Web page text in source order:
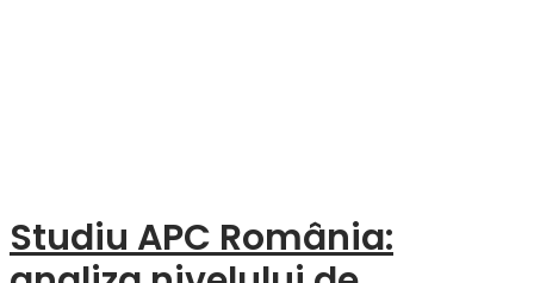
Studiu APC România: